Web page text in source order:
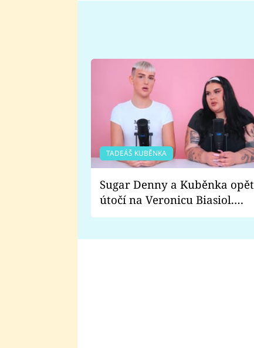
TADEÁŠ KUBĚNKA
Sugar Denny a Kuběnka opět
útočí na Veronicu Biasiol.
Proč je podle nich falešná a